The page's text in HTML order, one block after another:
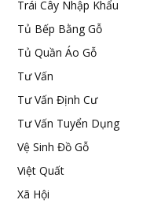
Trái Cây Nhập Khẩu
Tủ Bếp Bằng Gỗ
Tủ Quần Áo Gỗ
Tư Vấn
Tư Vấn Định Cư
Tư Vấn Tuyển Dụng
Vệ Sinh Đồ Gỗ
Việt Quất
Xã Hội